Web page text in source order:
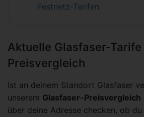
Festnetz-Tarifen
Aktuelle Glasfaser-Tarife
Preisvergleich
Ist an deinem Standort Glasfaser
unserem Glasfaser-Preisvergleich
über deine Adresse checken, ob